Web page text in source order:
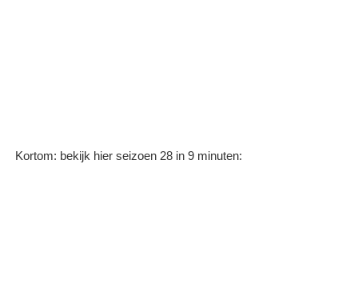
Kortom: bekijk hier seizoen 28 in 9 minuten: